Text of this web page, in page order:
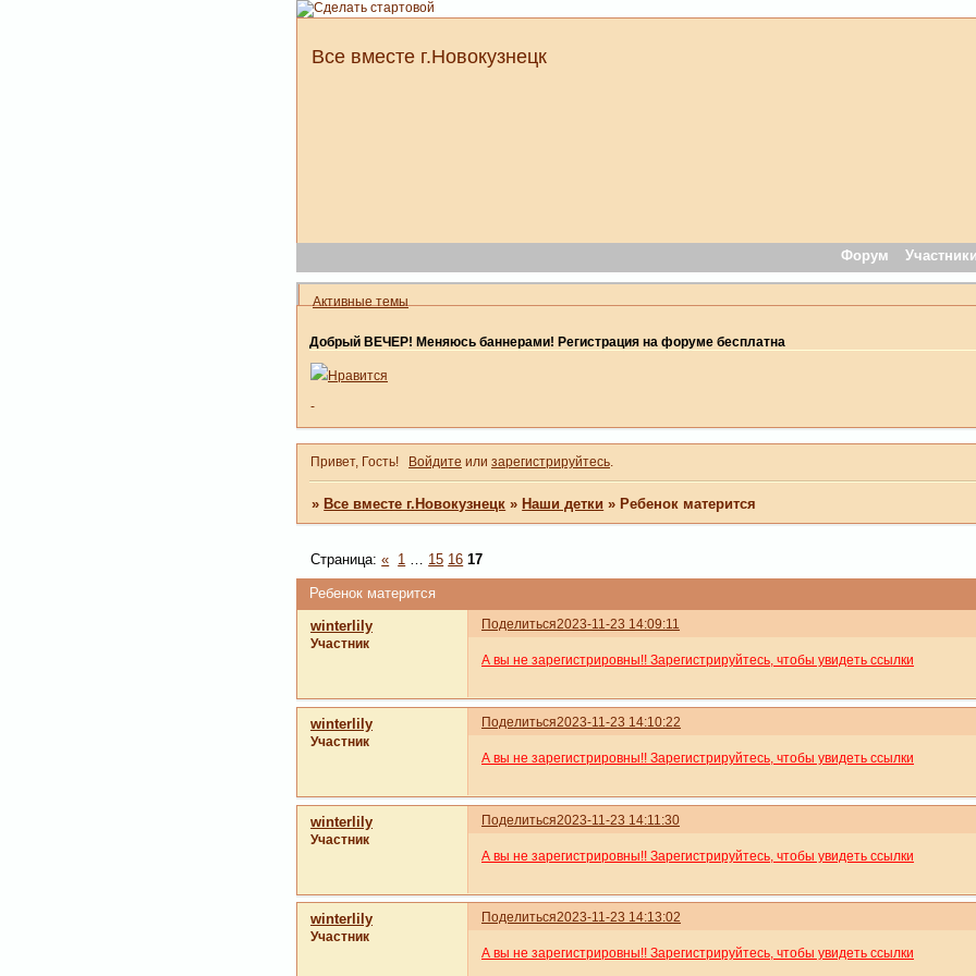
Все вместе г.Новокузнецк
Форум Участники
Активные темы
Добрый ВЕЧЕР! Меняюсь баннерами! Регистрация на форуме бесплатна
Нравится
-
Привет, Гость! Войдите или зарегистрируйтесь.
»Все вместе г.Новокузнецк »Наши детки »Ребенок матерится
Ребенок матерится
Страница:« 1 … 15 16 17
Поделиться2023-11-23 14:09:11
winterlily
Участник
А вы не зарегистрировны!! Зарегистрируйтесь, чтобы увидеть ссылки
Поделиться2023-11-23 14:10:22
winterlily
Участник
А вы не зарегистрировны!! Зарегистрируйтесь, чтобы увидеть ссылки
Поделиться2023-11-23 14:11:30
winterlily
Участник
А вы не зарегистрировны!! Зарегистрируйтесь, чтобы увидеть ссылки
Поделиться2023-11-23 14:13:02
winterlily
Участник
А вы не зарегистрировны!! Зарегистрируйтесь, чтобы увидеть ссылки